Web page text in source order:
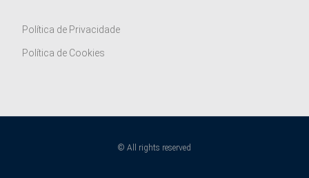
Política de Privacidade
Política de Cookies
© All rights reserved